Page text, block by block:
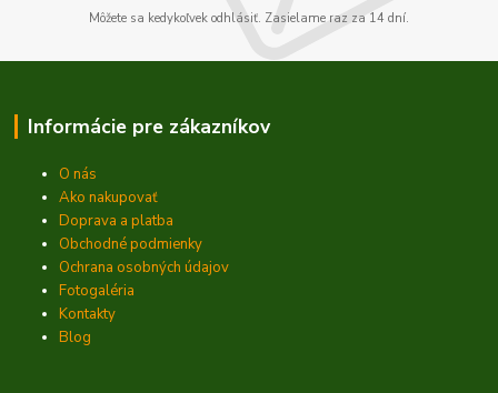
Môžete sa kedykoľvek odhlásiť. Zasielame raz za 14 dní.
Informácie pre zákazníkov
O nás
Ako nakupovať
Doprava a platba
Obchodné podmienky
Ochrana osobných údajov
Fotogaléria
Kontakty
Blog